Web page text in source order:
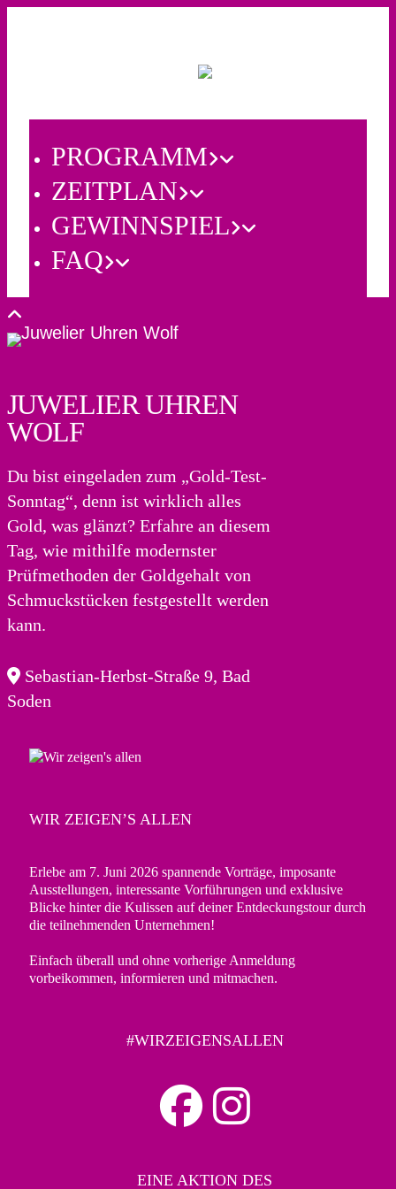
PROGRAMM
ZEITPLAN
GEWINNSPIEL
FAQ
JUWELIER UHREN
WOLF
Du bist eingeladen zum „Gold-Test-
Sonntag“, denn ist wirklich alles
Gold, was glänzt? Erfahre an diesem
Tag, wie mithilfe modernster
Prüfmethoden der Goldgehalt von
Schmuckstücken festgestellt werden
kann.
Sebastian-Herbst-Straße 9, Bad
Soden
WIR ZEIGEN’S ALLEN
Erlebe am 7. Juni 2026 spannende Vorträge, imposante
Ausstellungen, interessante Vorführungen und exklusive
Blicke hinter die Kulissen auf deiner Entdeckungstour durch
die teilnehmenden Unternehmen!
Einfach überall und ohne vorherige Anmeldung
vorbeikommen, informieren und mitmachen.
#WIRZEIGENSALLEN
EINE AKTION DES